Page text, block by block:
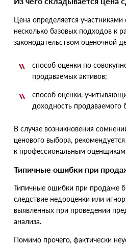
Цена определяется
несколько базовых подходов к
законодательством оценочной
способ оценки по
продаваемых активов;
способ оценки,
доходность продаваемого
В случае возникновения
ценового выбора,
к профессиональным
Типичные ошибки при
Типичные ошибки при продаже
следствие недооценки или
выявленных при проведении
анализа.
Помимо прочего, фактически